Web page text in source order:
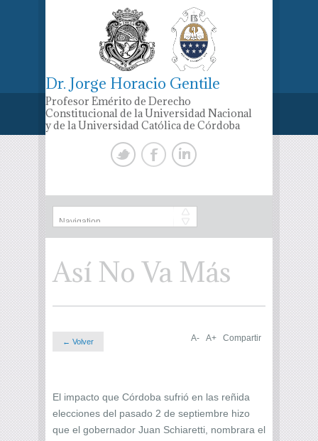
Dr. Jorge Horacio Gentile
Profesor Emérito de Derecho
Constitucional de la Universidad Nacional
y de la Universidad Católica de Córdoba
Así No Va Más
← Volver A- A+ Compartir
El impacto que Córdoba sufrió en las reñida
elecciones del pasado 2 de septiembre hizo
que el gobernador Juan Schiaretti, nombrara el